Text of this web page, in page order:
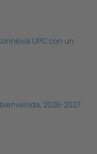
UPC con un
2026-2027